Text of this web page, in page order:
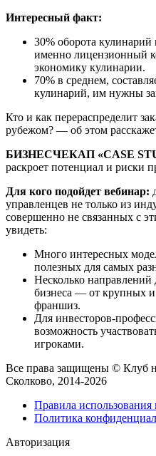
Интересный факт:
30% оборота кулинарий
именно лицензионный
экономику кулинарии.
70% в среднем,
кулинарий, им нужны
Кто и как перераспределит
рубежом? — об этом
БИЗНЕСЧЕКАП «CASE
раскроет потенциал и риски
Для кого подойдет вебинар:
управленцев не только из
совершенно не связанных с
увидеть:
Много интересных
полезных для самых
Несколько направлений
бизнеса — от крупных и
франшиз.
Для инвесторов-
возможность
игроками.
Все права защищены © Клуб
Сколково, 2014-2026
Правила использования
Политика
Авторизация